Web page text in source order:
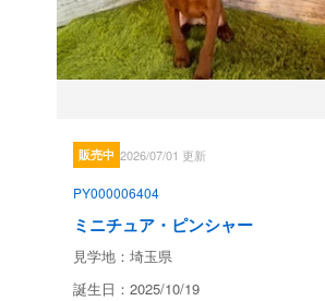
販売中 2026/07/01 更新
PY000006404
ミニチュア・ピンシャー
見学地：埼玉県
誕生日：2025/10/19